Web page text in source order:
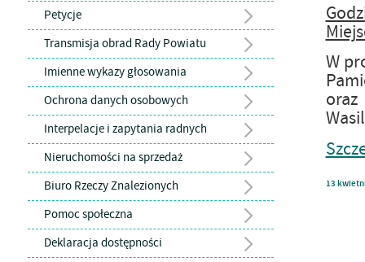
Petycje
Transmisja obrad Rady Powiatu
Imienne wykazy głosowania
Ochrona danych osobowych
Interpelacje i zapytania radnych
Nieruchomości na sprzedaż
Biuro Rzeczy Znalezionych
Pomoc społeczna
Deklaracja dostępności
W
13